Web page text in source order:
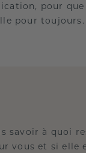
pour que
pour toujours.
savoir à quoi
vous et si elle